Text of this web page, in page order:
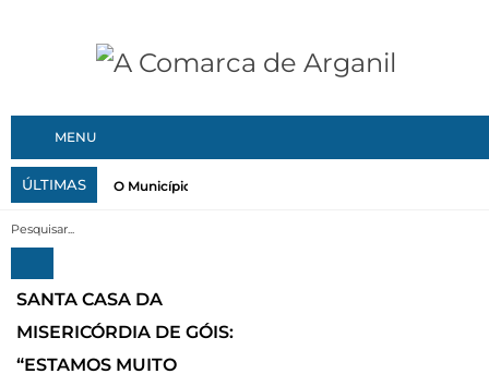
MENU
ÚLTIMAS O Município de Vila Nova de Poiares reforçou
SANTA CASA DA
MISERICÓRDIA DE GÓIS:
“ESTAMOS MUITO